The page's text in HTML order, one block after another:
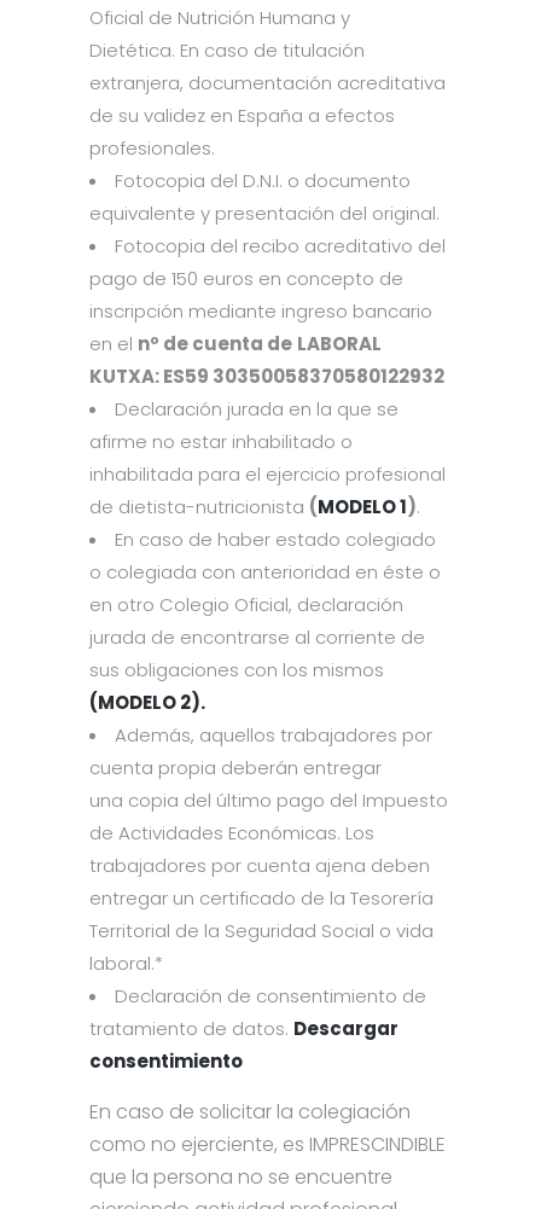
Oficial de Nutrición Humana y
Dietética. En caso de titulación
extranjera, documentación acreditativa
de su validez en España a efectos
profesionales.
Fotocopia del D.N.I. o documento
equivalente y presentación del original.
Fotocopia del recibo acreditativo del
pago de 150 euros en concepto de
inscripción mediante ingreso bancario
en el nº de cuenta de LABORAL
KUTXA:ES59 30350058370580122932
Declaración jurada en la que se
afirme no estar inhabilitado o
inhabilitada para el ejercicio profesional
de dietista-nutricionista (MODELO1).
En caso de haber estado colegiado
o colegiada con anterioridad en éste o
en otro Colegio Oficial, declaración
jurada de encontrarse al corriente de
sus obligaciones con los mismos
(MODELO 2).
Además, aquellos trabajadores por
cuenta propia deberán entregar
una copia del último pago del Impuesto
de Actividades Económicas. Los
trabajadores por cuenta ajena deben
entregar un certificado de la Tesorería
Territorial de la Seguridad Social o vida
laboral.*
Declaración de consentimiento de
tratamiento de datos. Descargar
consentimiento
En caso de solicitar la colegiación
como no ejerciente, es IMPRESCINDIBLE
que la persona no se encuentre